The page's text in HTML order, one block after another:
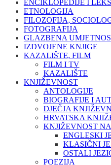
ENCIKLOPEDIJE I
ETNOLOGIJA
FILOZOFIJA,
FOTOGRAFIJA
GLAZBENA
IZDVOJENE KNJIGE
KAZALIŠTE, FILM
FILM I TV
KAZALIŠTE
KNJIŽEVNOST
ANTOLOGIJE
BIOGRAFIJE I
DJEČJA
HRVATSKA
KNJIŽEVNOST
ENGLESKI
KLASIČNI
OSTALI
POEZIJA